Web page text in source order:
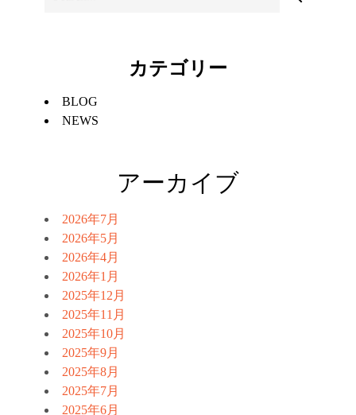
カテゴリー
BLOG
NEWS
アーカイブ
2026年7月
2026年5月
2026年4月
2026年1月
2025年12月
2025年11月
2025年10月
2025年9月
2025年8月
2025年7月
2025年6月